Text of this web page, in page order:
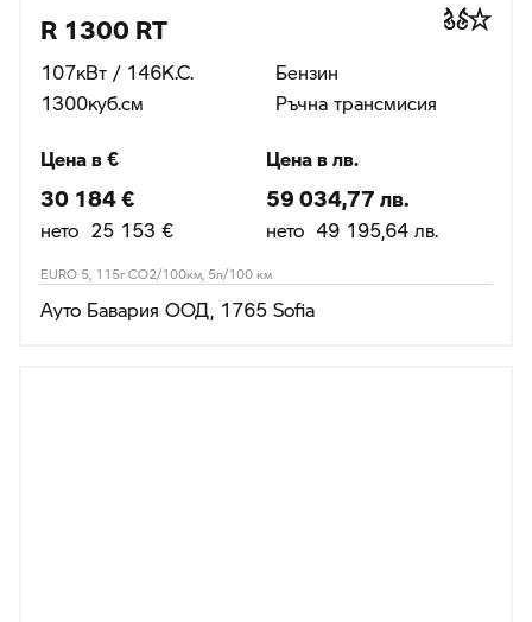
R 1300 RT
107кВт / 146К.С.
1300куб.cм
Бензин
Ръчна трансмисия
Цена в €
30 184 €
нето 25 153 €
Цена в лв.
59 034,77 лв.
нето 49 195,64 лв.
EURO 5, 115г CO2/100км, 5л/100 км
Ауто Бавария ООД, 1765 Sofia